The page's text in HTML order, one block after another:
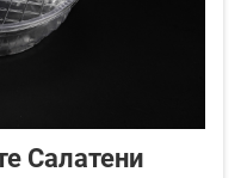
Салатени